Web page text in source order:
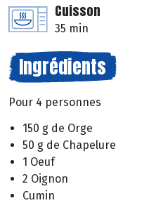
Cuisson
35 min
Ingrédients
Pour 4 personnes
150 g de Orge
50 g de Chapelure
1 Oeuf
2 Oignon
Cumin